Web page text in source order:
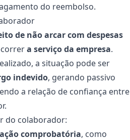
do reembolso.
de não arcar com despesas
a serviço da empresa.
a situação pode ser
indevido, gerando passivo
a relação de confiança entre
do colaborador:
comprobatória, como